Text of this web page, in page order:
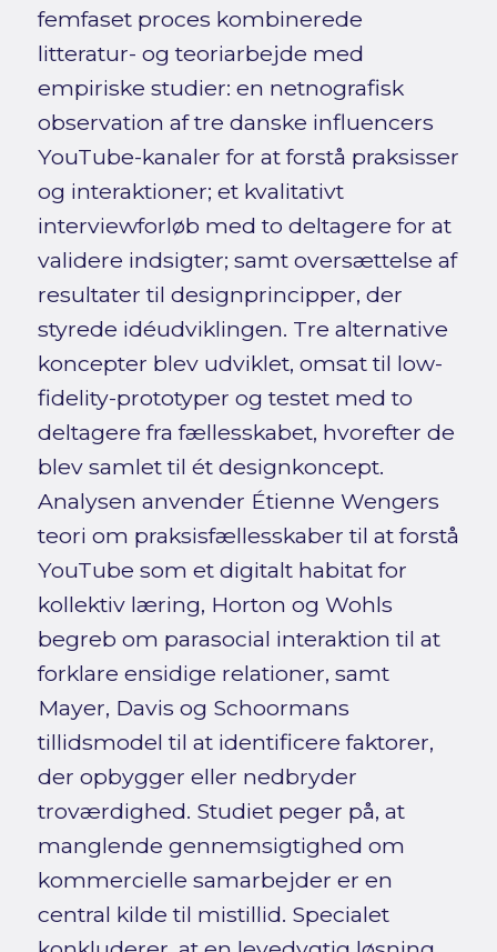
femfaset proces kombinerede
litteratur- og teoriarbejde med
empiriske studier: en netnografisk
observation af tre danske influencers
YouTube-kanaler for at forstå praksisser
og interaktioner; et kvalitativt
interviewforløb med to deltagere for at
validere indsigter; samt oversættelse af
resultater til designprincipper, der
styrede idéudviklingen. Tre alternative
koncepter blev udviklet, omsat til low-
fidelity-prototyper og testet med to
deltagere fra fællesskabet, hvorefter de
blev samlet til ét designkoncept.
Analysen anvender Étienne Wengers
teori om praksisfællesskaber til at forstå
YouTube som et digitalt habitat for
kollektiv læring, Horton og Wohls
begreb om parasocial interaktion til at
forklare ensidige relationer, samt
Mayer, Davis og Schoormans
tillidsmodel til at identificere faktorer,
der opbygger eller nedbryder
troværdighed. Studiet peger på, at
manglende gennemsigtighed om
kommercielle samarbejder er en
central kilde til mistillid. Specialet